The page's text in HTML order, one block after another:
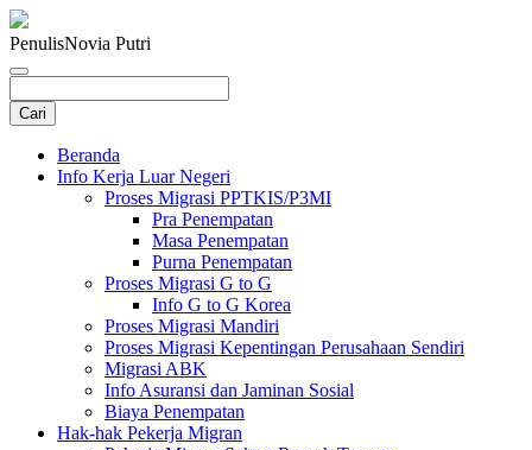
PenulisNovia Putri
Beranda
Info Kerja Luar Negeri
Proses Migrasi PPTKIS/P3MI
Pra Penempatan
Masa Penempatan
Purna Penempatan
Proses Migrasi G to G
Info G to G Korea
Proses Migrasi Mandiri
Proses Migrasi Kepentingan Perusahaan Sendiri
Migrasi ABK
Info Asuransi dan Jaminan Sosial
Biaya Penempatan
Hak-hak Pekerja Migran